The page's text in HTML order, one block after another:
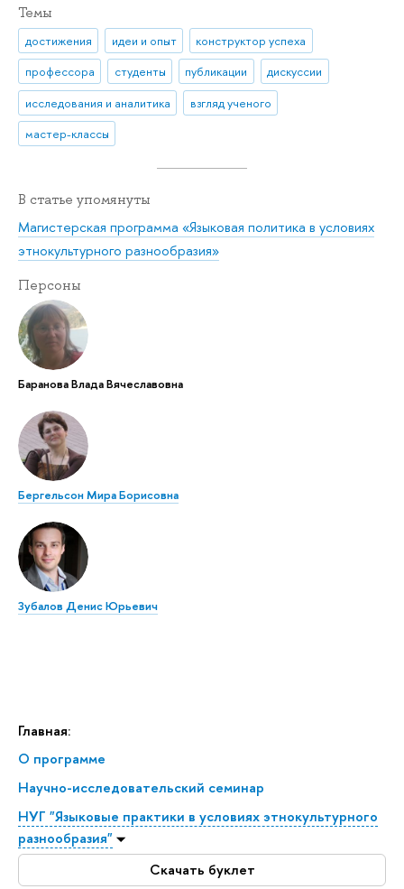
Главная:
О программе
Научно-исследовательский семинар
НУГ "Языковые практики в условиях этнокультурного
разнообразия"
Скачать буклет
Темы
достижения идеи и опыт
конструктор успеха
профессора
студенты публикации
дискуссии
исследования и аналитика
взгляд ученого
мастер-классы
В статье упомянуты
Магистерская программа «Языковая политика в условиях
этнокультурного разнообразия»
Персоны
Баранова Влада Вячеславовна
Бергельсон Мира Борисовна
Зубалов Денис Юрьевич